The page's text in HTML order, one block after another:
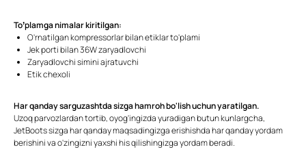
To’plamga nimalar kiritilgan:
O'rnatilgan kompressorlar bilan etiklar to'plami
Jek porti bilan 36W zaryadlovchi
Zaryadlovchi simini ajratuvchi
Etik chexoli
Har qanday sarguzashtda sizga hamroh bo'lish uchun yaratilgan.
Uzoq parvozlardan tortib, oyog'ingizda yuradigan butun kunlargcha,
JetBoots sizga har qanday maqsadingizga erishishda har qanday yordam
berishini va o'zingizni yaxshi his qilishingizga yordam beradi.